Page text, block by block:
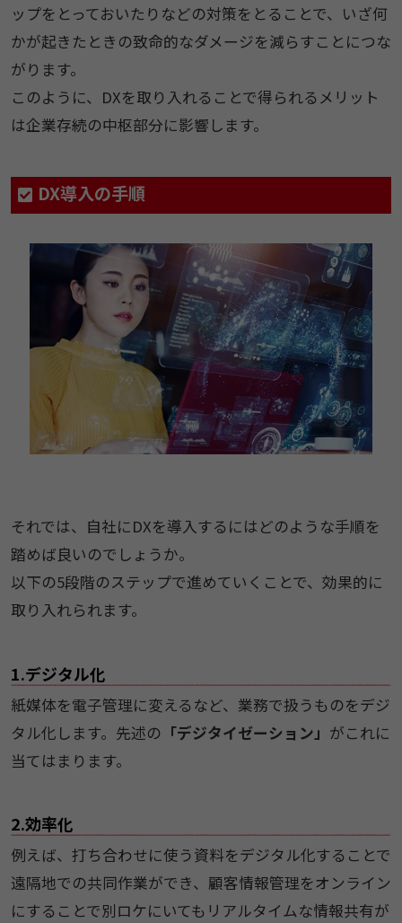
ップをとっておいたりなどの対策をとることで、いざ何
かが起きたときの致命的なダメージを減らすことにつな
がります。
このように、DXを取り入れることで得られるメリット
は企業存続の中枢部分に影響します。
DX導入の手順
それでは、自社にDXを導入するにはどのような手順を
踏めば良いのでしょうか。
以下の5段階のステップで進めていくことで、効果的に
取り入れられます。
1.デジタル化
紙媒体を電子管理に変えるなど、業務で扱うものをデジ
タル化します。先述の 「デジタイゼーション」 がこれに
当てはまります。
2.効率化
例えば、打ち合わせに使う資料をデジタル化することで
遠隔地での共同作業ができ、顧客情報管理をオンライン
にすることで別ロケにいてもリアルタイムな情報共有が